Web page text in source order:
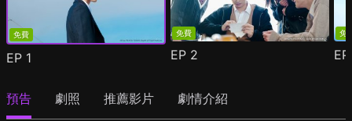
免費
EP 1
免費
EP 2
免
預告 劇照 推薦影片 劇情介紹